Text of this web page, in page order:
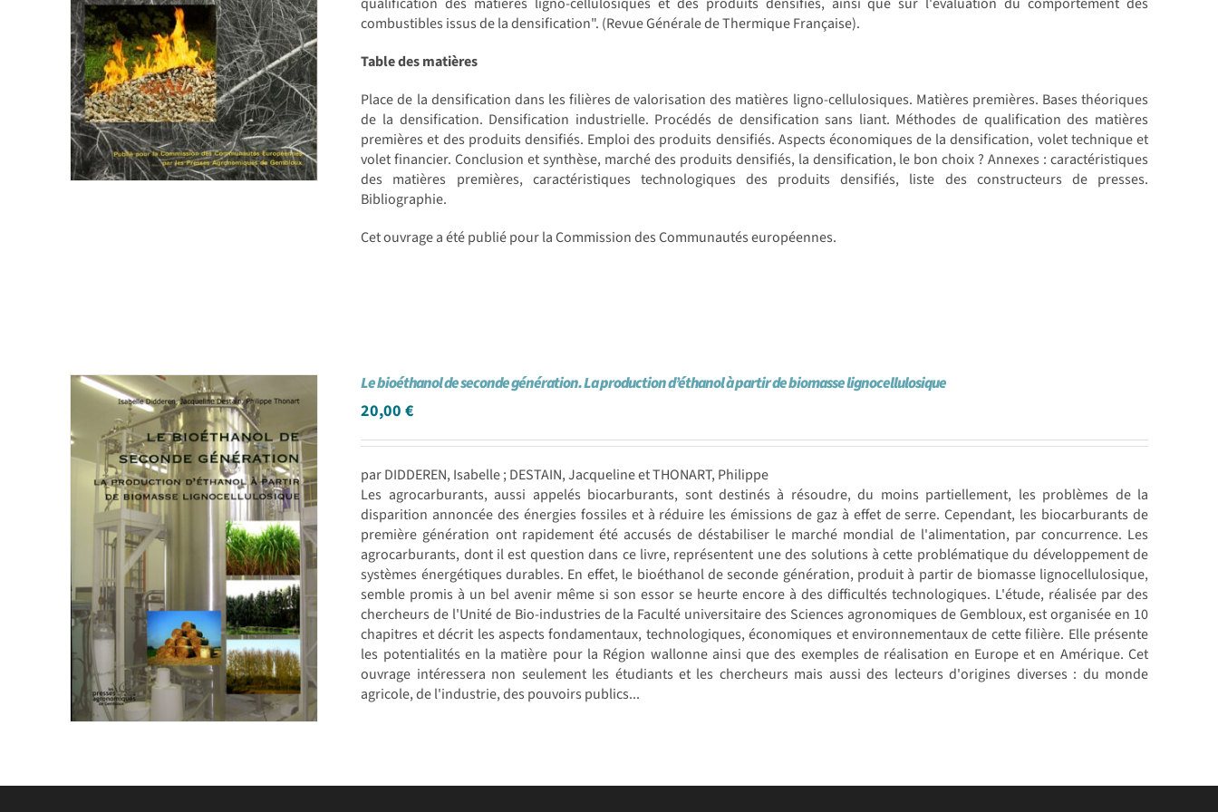
combustibles issus de la densification". (Revue Générale de Thermique Française).
Table des matières
Place de la densification dans les filières de valorisation des matières ligno-cellulosiques. Matières premières. Bases théoriques
de la densification. Densification industrielle. Procédés de densification sans liant. Méthodes de qualification des matières
premières et des produits densifiés. Emploi des produits densifiés. Aspects économiques de la densification, volet technique et
volet financier. Conclusion et synthèse, marché des produits densifiés, la densification, le bon choix ? Annexes : caractéristiques
des matières premières, caractéristiques technologiques des produits densifiés, liste des constructeurs de presses.
Bibliographie.
Cet ouvrage a été publié pour la Commission des Communautés européennes.
Le bioéthanol de seconde génération. La production d’éthanol à partir de biomasse lignocellulosique
20,00€
par DIDDEREN, Isabelle ; DESTAIN, Jacqueline et THONART, Philippe
Les agrocarburants, aussi appelés biocarburants, sont destinés à résoudre, du moins partiellement, les problèmes de la
disparition annoncée des énergies fossiles et à réduire les émissions de gaz à effet de serre. Cependant, les biocarburants de
première génération ont rapidement été accusés de déstabiliser le marché mondial de l'alimentation, par concurrence. Les
agrocarburants, dont il est question dans ce livre, représentent une des solutions à cette problématique du développement de
systèmes énergétiques durables. En effet, le bioéthanol de seconde génération, produit à partir de biomasse lignocellulosique,
semble promis à un bel avenir même si son essor se heurte encore à des difficultés technologiques. L'étude, réalisée par des
chercheurs de l'Unité de Bio-industries de la Faculté universitaire des Sciences agronomiques de Gembloux, est organisée en 10
chapitres et décrit les aspects fondamentaux, technologiques, économiques et environnementaux de cette filière. Elle présente
les potentialités en la matière pour la Région wallonne ainsi que des exemples de réalisation en Europe et en Amérique. Cet
ouvrage intéressera non seulement les étudiants et les chercheurs mais aussi des lecteurs d'origines diverses : du monde
agricole, de l'industrie, des pouvoirs publics...